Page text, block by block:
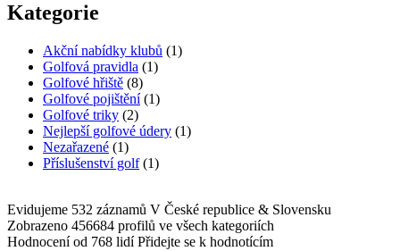
Kategorie
Akční nabídky klubů (1)
Golfová pravidla (1)
Golfové hřiště (8)
Golfové pojištění(1)
Golfové triky (2)
Nejlepší golfové údery (1)
Nezařazené (1)
Příslušenství golf(1)
Evidujeme 532 záznamů V České republice & Slovensku
Zobrazeno 456684 profilů ve všech kategoriích
Hodnocení od 768 lidí Přidejte se k hodnotícím